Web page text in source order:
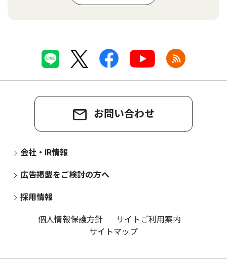
お問い合わせ
会社・IR情報
広告掲載をご検討の方へ
採用情報
個人情報保護方針
サイトご利用案内
サイトマップ